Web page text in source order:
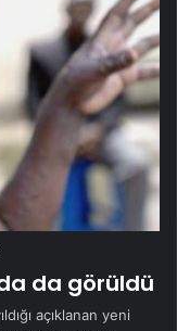
da görüldü
açıklanan yeni